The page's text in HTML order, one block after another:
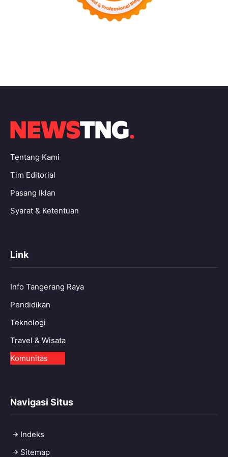
Tentang Kami
Tim Editorial
Pasang Iklan
Syarat & Ketentuan
Link
Info Tangerang Raya
Pendidikan
Teknologi
Travel & Wisata
Komunitas
Navigasi Situs
Indeks
Sitemap